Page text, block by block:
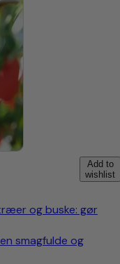
Add to
wishlist
og buske: gør
smagfulde og